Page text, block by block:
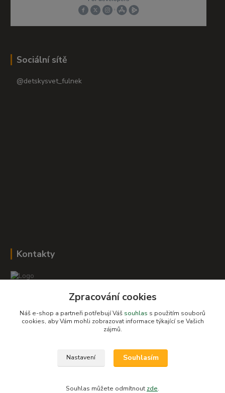
Sociální sítě
@detskysvet_fulnek
Kontakty
+420 604 278 943
obchod-detskysvet@seznam.cz
Zpracování cookies
Náš e-shop a partneři potřebují Váš souhlas s použitím souborů
cookies, aby Vám mohli zobrazovat informace týkající se Vašich
zájmů.
Nastavení Souhlasím
Souhlas můžete odmítnout zde.